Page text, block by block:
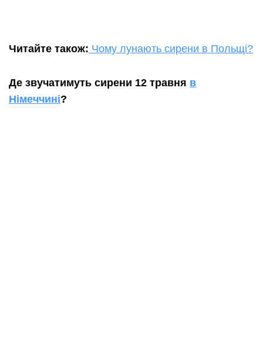
Читайте також: Чому лунають сирени в Польщі?
Де звучатимуть сирени 12 травня в
Німеччині?